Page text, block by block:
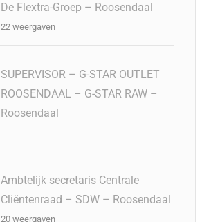
De Flextra-Groep – Roosendaal
22 weergaven
SUPERVISOR – G-STAR OUTLET
ROOSENDAAL – G-STAR RAW –
Roosendaal
Ambtelijk secretaris Centrale
Cliëntenraad – SDW – Roosendaal
20 weergaven